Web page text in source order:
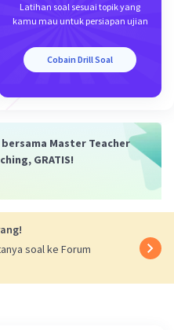
Latihan soal sesuai topik yang
kamu mau untuk persiapan ujian
Cobain Drill Soal
Master Teacher
GRATIS!
soal ke Forum